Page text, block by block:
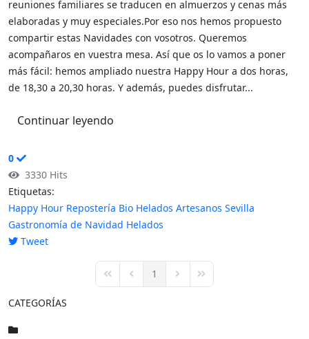
reuniones familiares se traducen en almuerzos y cenas más
elaboradas y muy especiales.Por eso nos hemos propuesto
compartir estas Navidades con vosotros. Queremos
acompañaros en vuestra mesa. Así que os lo vamos a poner
más fácil: hemos ampliado nuestra Happy Hour a dos horas,
de 18,30 a 20,30 horas. Y además, puedes disfrutar...
Continuar leyendo
0
3330 Hits
Etiquetas:
Happy Hour Repostería Bio Helados Artesanos Sevilla
Gastronomía de Navidad Helados
Tweet
First PagePrevious Page
1 Next PageLast Page
CATEGORÍAS